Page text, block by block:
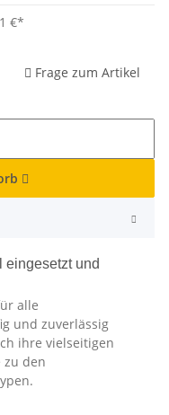
€*
Frage zum Artikel
eingesetzt und
alle
und zuverlässig
ihre vielseitigen
zu den